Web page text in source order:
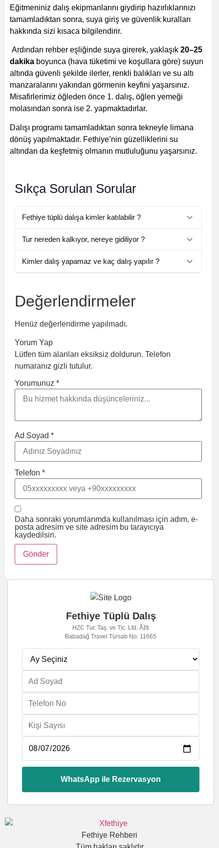
Eğitmeniniz dalış ekipmanlarını giydirip hazırlıklarınızı
tamamladıktan sonra, suya giriş ve güvenlik kuralları
hakkında sizi kısaca bilgilendirir.
Ardından rehber eşliğinde suya girerek, yaklaşık 20–25
dakika boyunca (hava tüketimi ve koşullara göre) suyun
altında güvenli şekilde ilerler, renkli balıkları ve su altı
manzaralarını yakından görmenin keyfini yaşarsınız.
Misafirlerimiz öğleden önce 1. dalış, öğlen yemeği
molasından sonra ise 2. yapmaktadırlar.
Dalışı programı tamamladıktan sonra tekneyle limana
dönüş yapılmaktadır. Fethiye’nin güzelliklerini su
altından da keşfetmiş olmanın mutluluğunu yaşarsınız.
Sıkça Sorulan Sorular
Fethiye tüplü dalışa kimler katılabilir ?
hisseden ve12 yaşından büyükherkes katılabilir.
Tur nereden kalkıyor, nereye gidiliyor ?
Dalyan Koyu veya Akvaryum Koyu’na gidilir.
Kimler dalış yapamaz ve kaç dalış yapılır ?
Sağlık problemi olmayan misafirler metne göre
dalışyapabilmektedir.
Değerlendirmeler
Henüz değerlendirme yapılmadı.
Yorum Yap
Lütfen tüm alanları eksiksiz doldurun. Telefon
numaranız gizli tutulur.
Yorumunuz *
Ad Soyad *
Telefon *
Daha sonraki yorumlarımda kullanılması için adım, e-
posta adresim ve site adresim bu tarayıcıya
kaydedilsin.
Fethiye Tüplü Dalış
HZC Tur. Taş. ve Tic. Ltd. Åžti
Babadağ Travel Türsab No: 11665
WhatsApp ile Rezervasyon
Fethiye Rehberi